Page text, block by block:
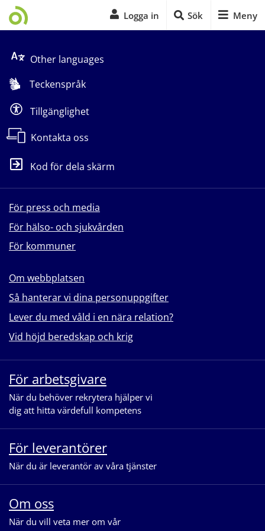
Logga in Sök Meny
Other languages
Teckenspråk
Tillgänglighet
Kontakta oss
Kod för dela skärm
För press och media
För hälso- och sjukvården
För kommuner
Om webbplatsen
Så hanterar vi dina personuppgifter
Lever du med våld i en nära relation?
Vid höjd beredskap och krig
För arbetsgivare
När du behöver rekrytera hjälper vi
dig att hitta värdefull kompetens
För leverantörer
När du är leverantör av våra tjänster
Om oss
När du vill veta mer om vår